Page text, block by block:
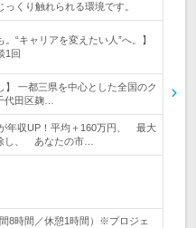
くり触れられる環境です。
“キャリアを変えたい人”へ。】
1回
】 一都三県を中心とした全国のク
代田区麹…
年収UP！平均＋160万円、 最大
し、 あなたの市…
8時間／休憩1時間）※プロジェ